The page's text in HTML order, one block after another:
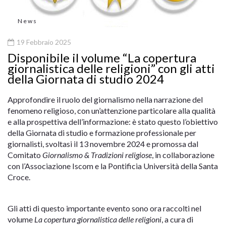
News
19 Febbraio 2025
Disponibile il volume “La copertura
giornalistica delle religioni” con gli atti
della Giornata di studio 2024
Approfondire il ruolo del giornalismo nella narrazione del
fenomeno religioso, con un’attenzione particolare alla qualità
e alla prospettiva dell’informazione: è stato questo l’obiettivo
della Giornata di studio e formazione professionale per
giornalisti, svoltasi il 13 novembre 2024 e promossa dal
Comitato Giornalismo & Tradizioni religiose, in collaborazione
con l’Associazione Iscom e la Pontificia Università della Santa
Croce.
Gli atti di questo importante evento sono ora raccolti nel
volume La copertura giornalistica delle religioni, a cura di